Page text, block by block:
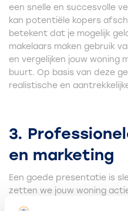
een snelle en succesvolle
kan potentiële kopers
betekent dat je mogelijk
makelaars maken gebruik
en vergelijken jouw woning
buurt. Op basis van deze
realistische en
3.
en marketing
Een goede presentatie is
zetten we jouw woning
verschillende kanalen. Zo